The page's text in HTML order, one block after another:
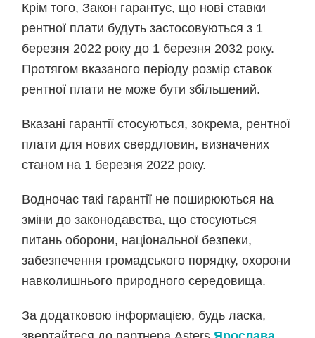
Крім того, Закон гарантує, що нові ставки
рентної плати будуть застосовуються з 1
березня 2022 року до 1 березня 2032 року.
Протягом вказаного періоду розмір ставок
рентної плати не може бути збільшений.
Вказані гарантії стосуються, зокрема, рентної
плати для нових свердловин, визначених
станом на 1 березня 2022 року.
Водночас такі гарантії не поширюються на
зміни до законодавства, що стосуються
питань оборони, національної безпеки,
забезпечення громадського порядку, охорони
навколишнього природного середовища.
За додатковою інформацією, будь ласка,